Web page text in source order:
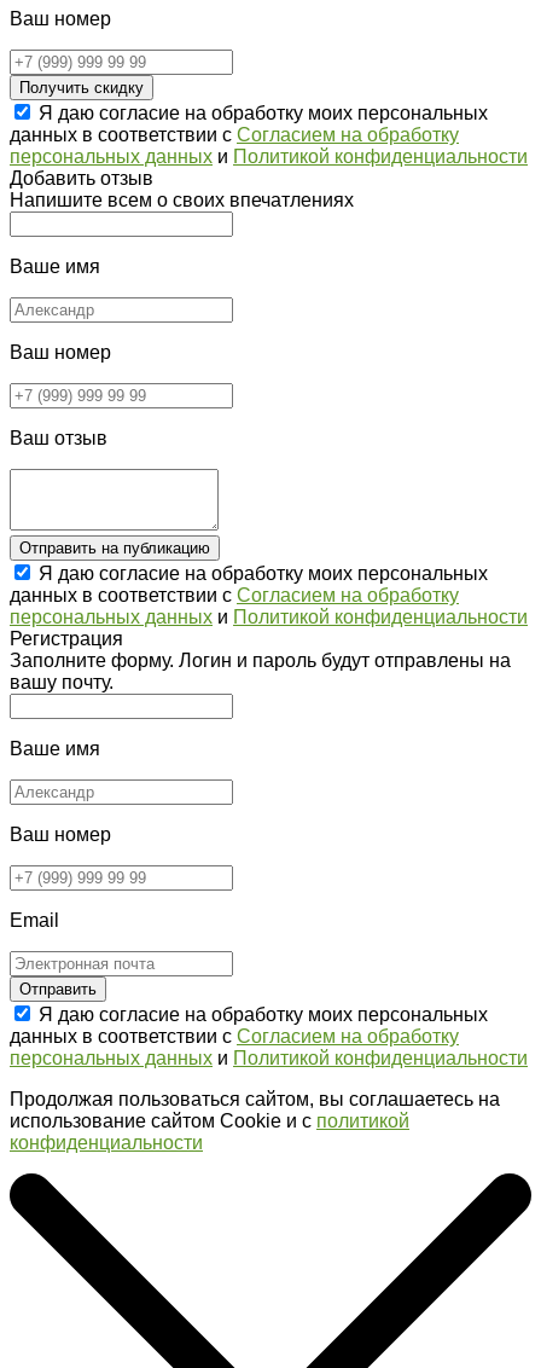
Ваш номер
Получить скидку
Я даю согласие на обработку моих персональных
данных в соответствии с Согласием на обработку
персональных данных и Политикой конфиденциальности
Добавить отзыв
Напишите всем о своих впечатлениях
Ваше имя
Ваш номер
Ваш отзыв
Отправить на публикацию
Я даю согласие на обработку моих персональных
данных в соответствии с Согласием на обработку
персональных данных и Политикой конфиденциальности
Регистрация
Заполните форму. Логин и пароль будут отправлены на
вашу почту.
Ваше имя
Ваш номер
Email
Отправить
Я даю согласие на обработку моих персональных
данных в соответствии с Согласием на обработку
персональных данных и Политикой конфиденциальности
Продолжая пользоваться сайтом, вы соглашаетесь на
использование сайтом Cookie и с политикой
конфиденциальности